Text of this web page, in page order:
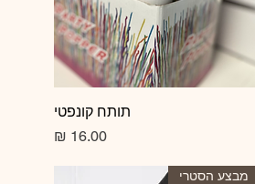
תצוגה מהירהתותח קונפטי
מחיר
מבצע הסטרי